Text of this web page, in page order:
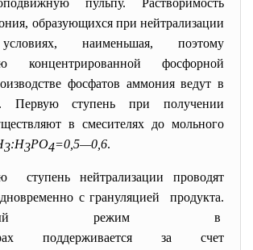
пульпу. Растворимость
образующихся при нейтрализации
наименьшая, поэтому
концентрированной фосфорной
фосфатов аммония ведут в
Первую ступень при получении
в смесителях до мольного
3:Н3РО4=0,5—0,6.
ступень нейтрализации проводят
с грануляцией продукта.
режим в
поддерживается за счет